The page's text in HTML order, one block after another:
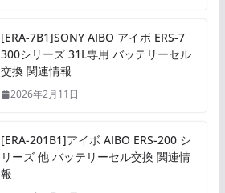
[ERA-7B1]SONY AIBO アイボ ERS-7
300シリーズ 31L専用 バッテリーセル
交換 関連情報
2026年2月11日
[ERA-201B1]アイボ AIBO ERS-200 シ
リーズ 他 バッテリーセル交換 関連情
報